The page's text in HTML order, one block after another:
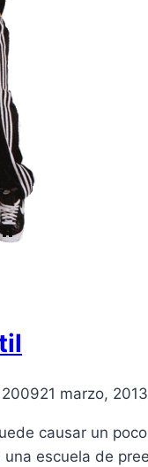
21 marzo, 2013
causar un
escuela de